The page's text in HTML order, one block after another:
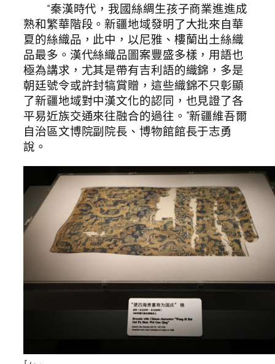
“秦漢時代，我國絲綢生孩子商業進進成
熟和繁華階段。新疆地域發明了大批來自華
夏的絲織品，此中，以尼雅、樓蘭出土絲織
品最多。漢代絲織品圖案豐盛多樣，用語也
極為講求，尤其是帶有吉利語的織錦，多是
朝廷號令或許封犒賞贈，這些織錦不只彰顯
了新疆地域對中漢文化的認同，也見證了各
平易近族交通來往融合的過往。”新疆維吾爾
自治區文博院副院長、博物館館長于志勇
說。